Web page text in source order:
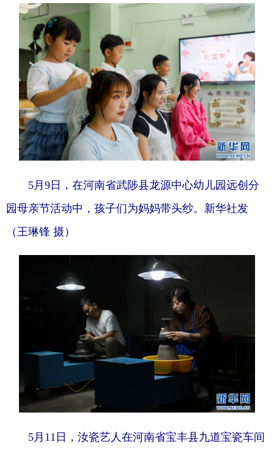
5月9日，在河南省武陟县龙源中心幼儿园远创分
园母亲节活动中，孩子们为妈妈带头纱。新华社发
（王琳锋 摄）
5月11日，汝瓷艺人在河南省宝丰县九道宝瓷车间